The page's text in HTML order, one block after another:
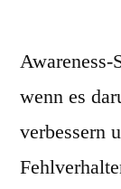
wenn es
verbessern